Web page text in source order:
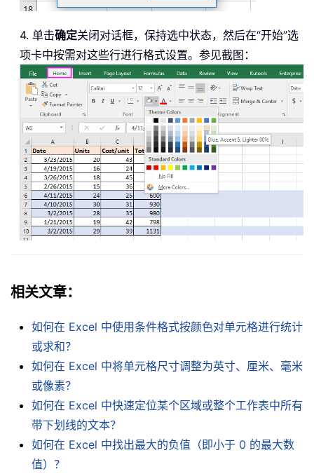
4. 单击确定关闭对话框，保持选中状态，然后在“开始”选
项卡中按需对这些行进行格式设置。参见截图：
相关文章：
如何在 Excel 中使用条件格式按颜色对单元格进行统计
或求和？
如何在 Excel 中将单元格尺寸调整为英寸、厘米、毫米
或像素？
如何在 Excel 中快速定位某个区域或整个工作表中所有
带下划线的文本？
如何在 Excel 中找出最大的负值（即小于 0 的最大数
值）？